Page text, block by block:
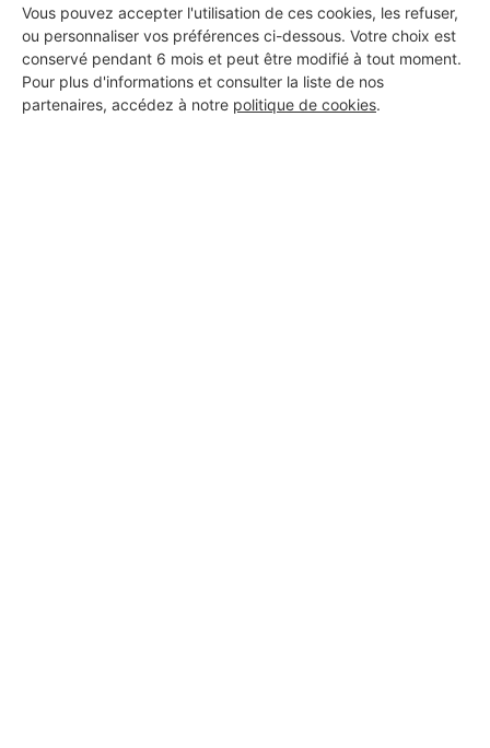
Vous pouvez accepter l'utilisation de ces cookies, les refuser,
ou personnaliser vos préférences ci-dessous. Votre choix est
conservé pendant 6 mois et peut être modifié à tout moment.
Pour plus d'informations et consulter la liste de nos
partenaires, accédez à notre politique de cookies.
32 ans d'expérience
Voir sa fiche